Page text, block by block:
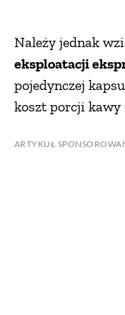
Należy jednak
eksploatacji
pojedynczej
koszt porcji kawy
ARTYKUŁ